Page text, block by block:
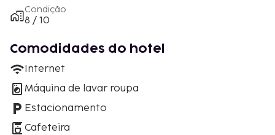
Condição
8 / 10
Comodidades do hotel
Internet
Máquina de lavar roupa
Estacionamento
Cafeteira